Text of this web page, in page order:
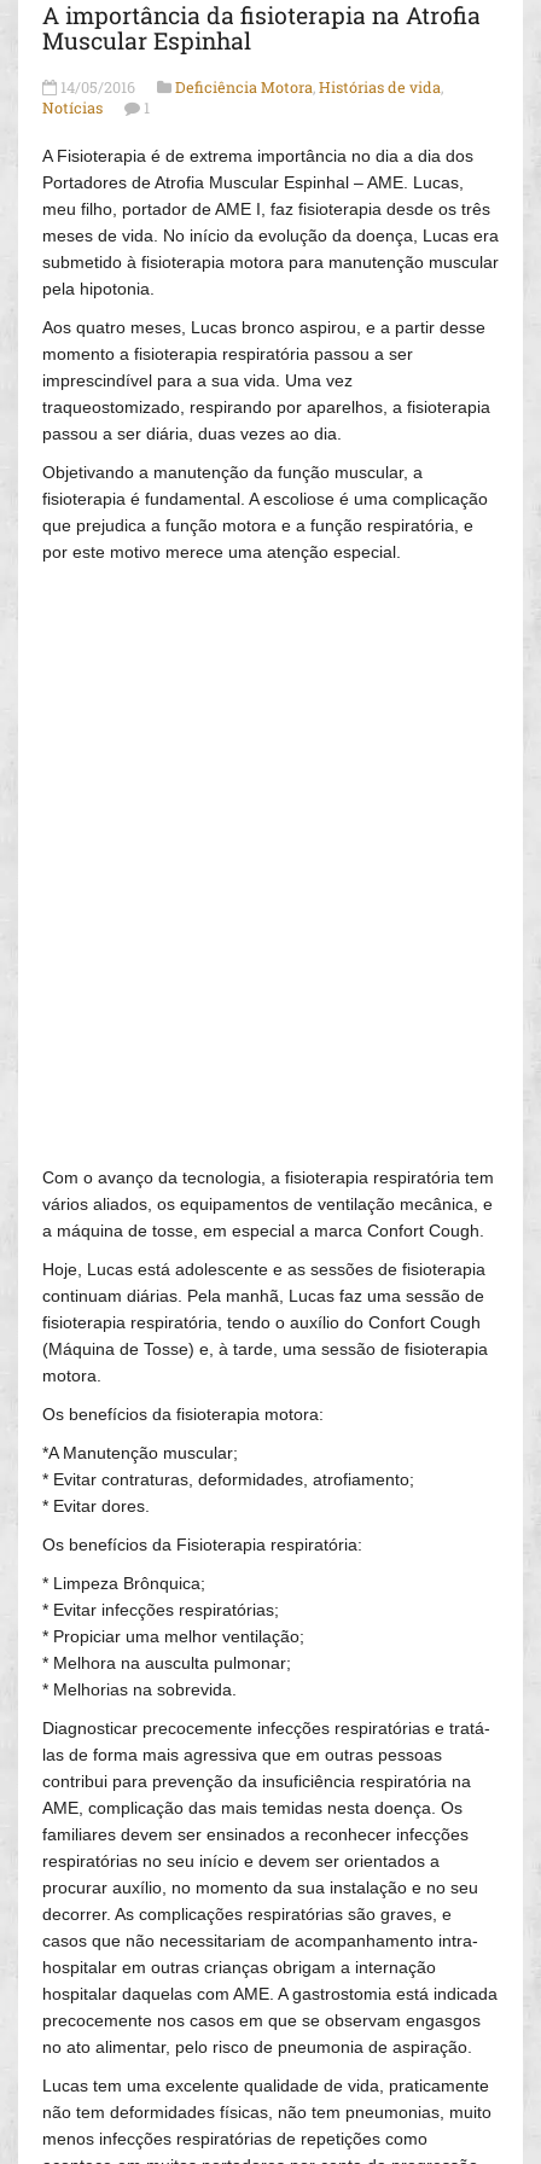
A importância da fisioterapia na Atrofia
Muscular Espinhal
14/05/2016 Deficiência Motora,Histórias de vida,
Notícias
1
A Fisioterapia é de extrema importância no dia a dia dos
Portadores de Atrofia Muscular Espinhal – AME. Lucas,
meu filho, portador de AME I, faz fisioterapia desde os três
meses de vida. No início da evolução da doença, Lucas era
submetido à fisioterapia motora para manutenção muscular
pela hipotonia.
Aos quatro meses, Lucas bronco aspirou, e a partir desse
momento a fisioterapia respiratória passou a ser
imprescindível para a sua vida. Uma vez
traqueostomizado, respirando por aparelhos, a fisioterapia
passou a ser diária, duas vezes ao dia.
Objetivando a manutenção da função muscular, a
fisioterapia é fundamental. A escoliose é uma complicação
que prejudica a função motora e a função respiratória, e
por este motivo merece uma atenção especial.
Com o avanço da tecnologia, a fisioterapia respiratória tem
vários aliados, os equipamentos de ventilação mecânica, e
a máquina de tosse, em especial a marca Confort Cough.
Hoje, Lucas está adolescente e as sessões de fisioterapia
continuam diárias. Pela manhã, Lucas faz uma sessão de
fisioterapia respiratória, tendo o auxílio do Confort Cough
(Máquina de Tosse) e, à tarde, uma sessão de fisioterapia
motora.
Os benefícios da fisioterapia motora:
*A Manutenção muscular;
* Evitar contraturas, deformidades, atrofiamento;
* Evitar dores.
Os benefícios da Fisioterapia respiratória:
* Limpeza Brônquica;
* Evitar infecções respiratórias;
* Propiciar uma melhor ventilação;
* Melhora na ausculta pulmonar;
* Melhorias na sobrevida.
Diagnosticar precocemente infecções respiratórias e tratá-
las de forma mais agressiva que em outras pessoas
contribui para prevenção da insuficiência respiratória na
AME, complicação das mais temidas nesta doença. Os
familiares devem ser ensinados a reconhecer infecções
respiratórias no seu início e devem ser orientados a
procurar auxílio, no momento da sua instalação e no seu
decorrer. As complicações respiratórias são graves, e
casos que não necessitariam de acompanhamento intra-
hospitalar em outras crianças obrigam a internação
hospitalar daquelas com AME. A gastrostomia está indicada
precocemente nos casos em que se observam engasgos
no ato alimentar, pelo risco de pneumonia de aspiração.
Lucas tem uma excelente qualidade de vida, praticamente
não tem deformidades físicas, não tem pneumonias, muito
menos infecções respiratórias de repetições como